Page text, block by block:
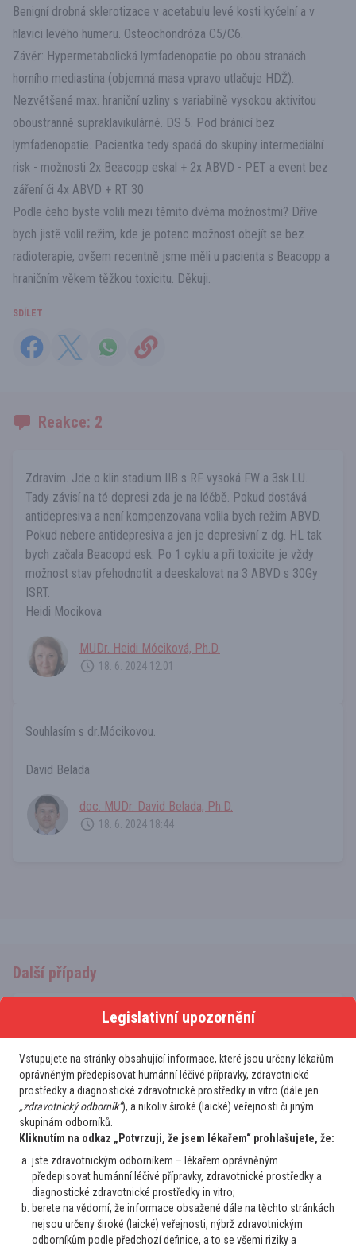
Benigní drobná sklerotizace v acetabulu levé kosti kyčelní a v
hlavici levého humeru. Osteochondróza C5/C6.
Závěr: Hypermetabolická lymfadenopatie po obou stranách
horního mediastina (objemná masa vpravo utlačuje HDŽ).
Nezvětšené max. hraniční uzliny s variabilně vysokou aktivitou
oboustranně supraklavikulárně. DS 5. Pod bránicí bez
lymfadenopatie. Pacientka tedy spadá do skupiny intermediální
risk - možnosti 2x Beacopp eskal + 2x ABVD - PET a event bez
záření či 4x ABVD + RT 30
Podle čeho byste volili mezi těmito dvěma možnostmi? Dříve
bych jistě volil režim, kde je potenc možnost obejít se bez
radioterapie, ovšem recentně jsme měli u pacienta s Beacopp a
hraničním věkem těžkou toxicitu. Děkuji.
SDÍLET
Reakce: 2
Zdravim. Jde o klin stadium IIB s RF vysoká FW a 3sk.LU.
Tady závisí na té depresi zda je na léčbě. Pokud dostává
antidepresiva a není kompenzovana volila bych režim ABVD.
Pokud nebere antidepresiva a jen je depresivní z dg. HL tak
bych začala Beacopd esk. Po 1 cyklu a při toxicite je vždy
možnost stav přehodnotit a deeskalovat na 3 ABVD s 30Gy
ISRT.
Heidi Mocikova
MUDr. Heidi Móciková, Ph.D.
18. 6. 2024 12:01
Souhlasím s dr.Mócikovou.
David Belada
doc. MUDr. David Belada, Ph.D.
18. 6. 2024 18:44
Další případy
Lymfomy a CLL
Relaps PTCL jako folikulárního T-buněčného
lymfomu FTC po 5 letech
Dobrý den, prosím o Vaše doporučení dalšího postupu,
pacientka 55 let, artritida na prednisonu 2020 C844
PERIFERNÍ T LYMFOM, NOS, KS IV EB (L tonzila krk bilat P
IPI 1 - 6x CHOEP-21 do 4...
2 30. 7. 2026
Legislativní upozornění
Vstupujete na stránky obsahující informace, které jsou určeny lékařům
oprávněným předepisovat humánní léčivé přípravky, zdravotnické
prostředky a diagnostické zdravotnické prostředky in vitro (dále jen
„zdravotnický odborník“), a nikoliv široké (laické) veřejnosti či jiným
skupinám odborníků.
Kliknutím na odkaz „Potvrzuji, že jsem lékařem“ prohlašujete, že:
jste zdravotnickým odborníkem – lékařem oprávněným
předepisovat humánní léčivé přípravky, zdravotnické prostředky a
diagnostické zdravotnické prostředky in vitro;
berete na vědomí, že informace obsažené dále na těchto stránkách
nejsou určeny široké (laické) veřejnosti, nýbrž zdravotnickým
odborníkům podle předchozí definice, a to se všemi riziky a